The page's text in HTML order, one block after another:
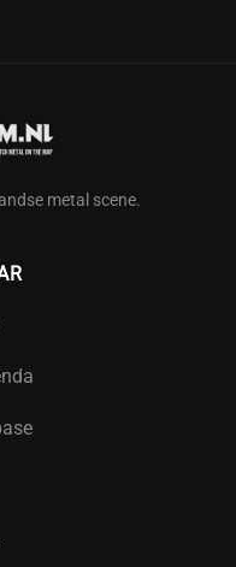
metal scene.